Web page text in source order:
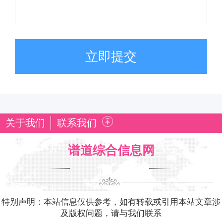
立即提交
关于我们 联系我们
谱道综合信息网
特别声明：本站信息仅供参考，如有转载或引用本站文章涉
及版权问题，请与我们联系